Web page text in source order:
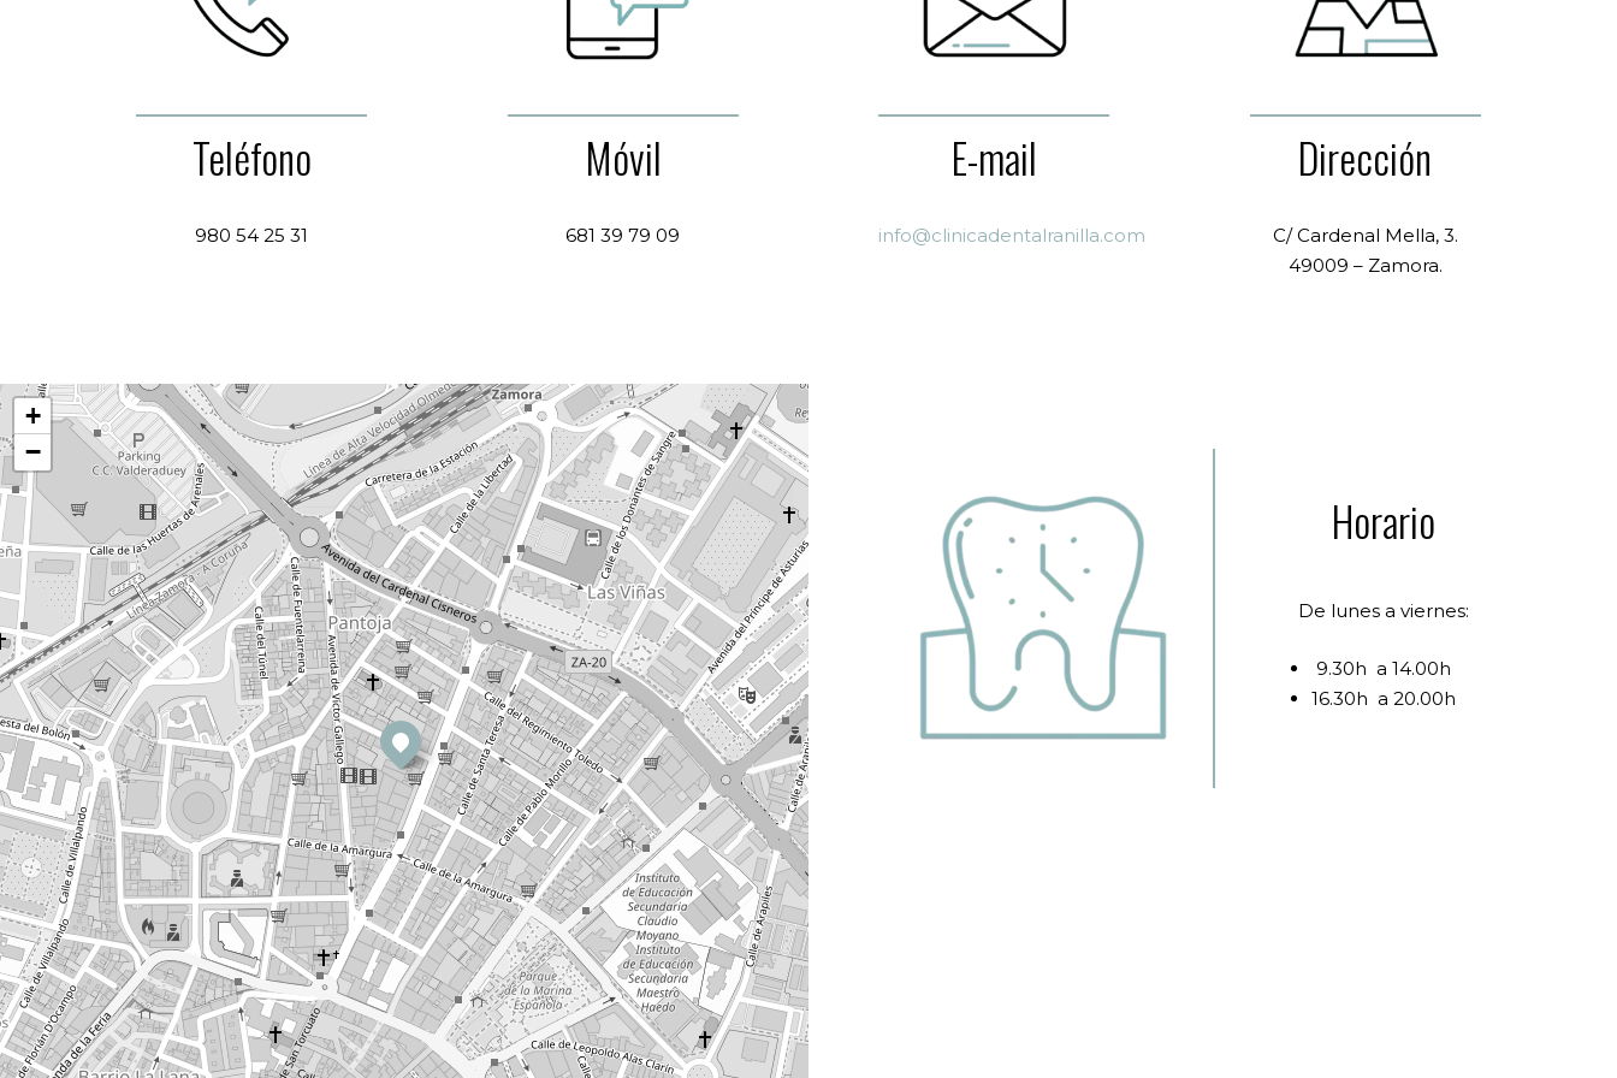
Teléfono
980 54 25 31
Móvil
681 39 79 09
E-mail
info@clinicadentalranilla.com
Dirección
C/ Cardenal Mella, 3.
49009 – Zamora.
+
−
Horario
De lunes a viernes:
9.30h a 14.00h
16.30h a 20.00h